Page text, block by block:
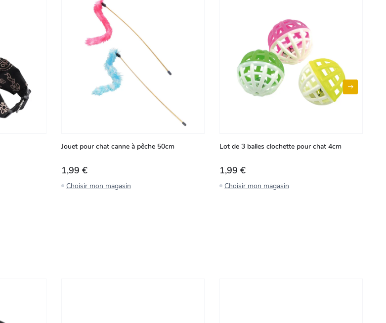
Jouet pour chat canne à pêche 50cm
1,99 €
Choisir mon magasin
Lot de 3 balles clochette pour chat 4cm
1,99 €
Choisir mon magasin